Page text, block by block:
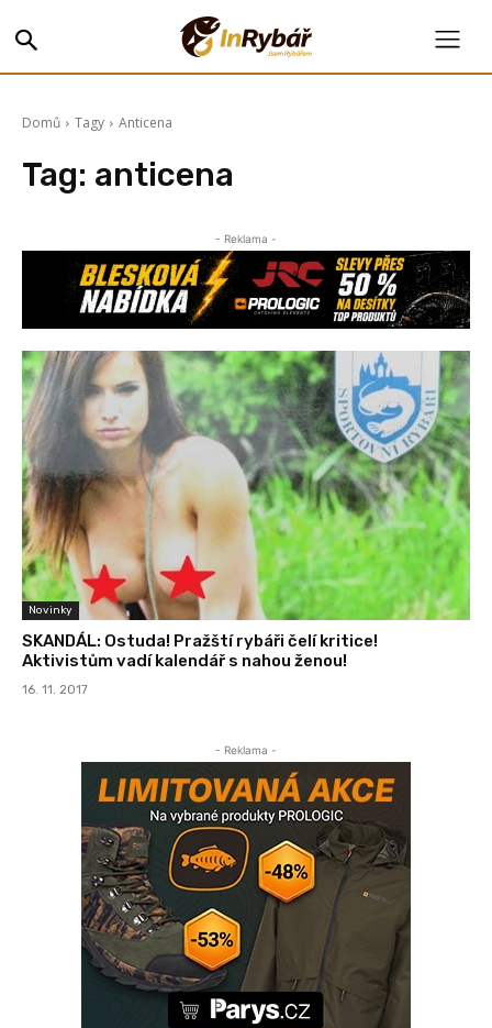
Domů Tagy Anticena
Tag: anticena
- Reklama -
Novinky
SKANDÁL: Ostuda! Pražští rybáři čelí kritice!
Aktivistům vadí kalendář s nahou ženou!
16. 11. 2017
- Reklama -